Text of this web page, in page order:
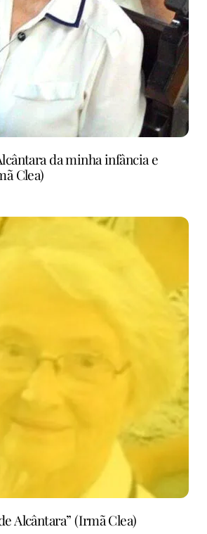
da minha infância e
Clea)
Alcântara” (Irmã Clea)